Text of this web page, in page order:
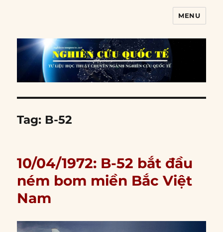
MENU
Tag: B-52
10/04/1972: B-52 bắt đầu
ném bom miền Bắc Việt
Nam